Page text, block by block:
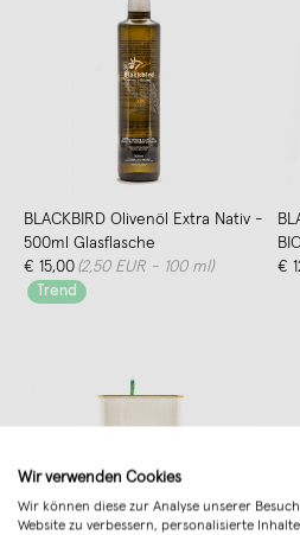
BLACKBIRD Olivenöl Extra Nativ -
500ml Glasflasche
€ 15,00 (2,50 EUR - 100 ml)
Trend
€
Wir verwenden Cookies
Wir können diese zur Analyse unserer
Website zu verbessern, personalisierte